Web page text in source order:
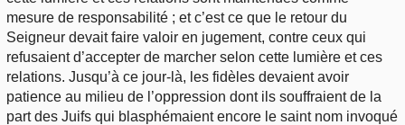
mesure de responsabilité ; et c’est ce que le retour du
Seigneur devait faire valoir en jugement, contre ceux qui
refusaient d’accepter de marcher selon cette lumière et ces
relations. Jusqu’à ce jour-là, les fidèles devaient avoir
patience au milieu de l’oppression dont ils souffraient de la
part des Juifs qui blasphémaient encore le saint nom invoqué